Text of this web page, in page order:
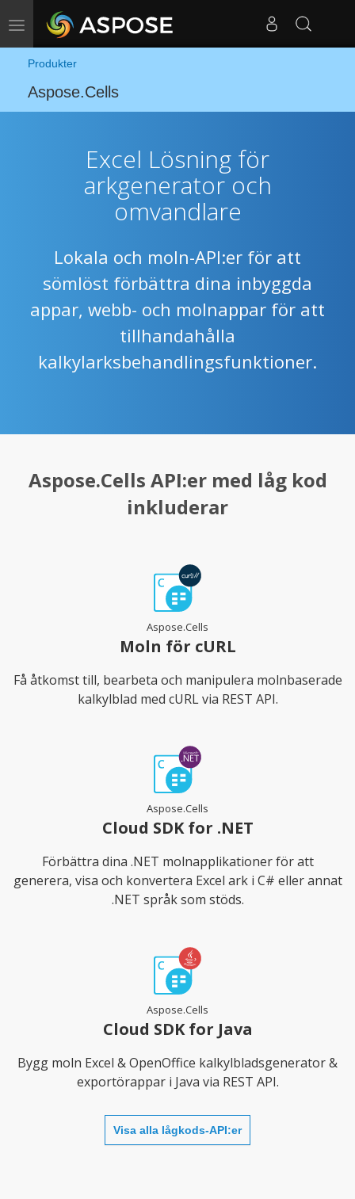
Växla navigering
Produkter
Aspose.Cells
Excel Lösning för
arkgenerator och
omvandlare
Lokala och moln-API:er för att
sömlöst förbättra dina inbyggda
appar, webb- och molnappar för att
tillhandahålla
kalkylarksbehandlingsfunktioner.
Aspose.Cells API:er med låg kod
inkluderar
Aspose.Cells
Moln för cURL
Få åtkomst till, bearbeta och manipulera molnbaserade
kalkylblad med cURL via REST API.
Aspose.Cells
Cloud SDK for .NET
Förbättra dina .NET molnapplikationer för att
generera, visa och konvertera Excel ark i C# eller annat
.NET språk som stöds.
Aspose.Cells
Cloud SDK for Java
Bygg moln Excel & OpenOffice kalkylbladsgenerator &
exportörappar i Java via REST API.
Visa alla lågkods-API:er